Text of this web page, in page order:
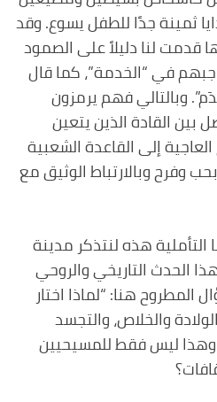
ثمينة جدًا للطفل يسوع. وقد
قدمت لنا دليلاً على الصمود
في “الخدمة”، كما قال
وبالتالي فهم يرمزون
بين القادة الذين يتعين
إلى القاعدة الشعبية
وفرح وبالارتباط الوثيق مع
التأملية هذه لنتذكر مدينة
الحدث التاريخي والروحي
المطروح هنا: “لماذا اختار
والخلاص، والتجسد
وهذا ليس فقط للمسيحيين